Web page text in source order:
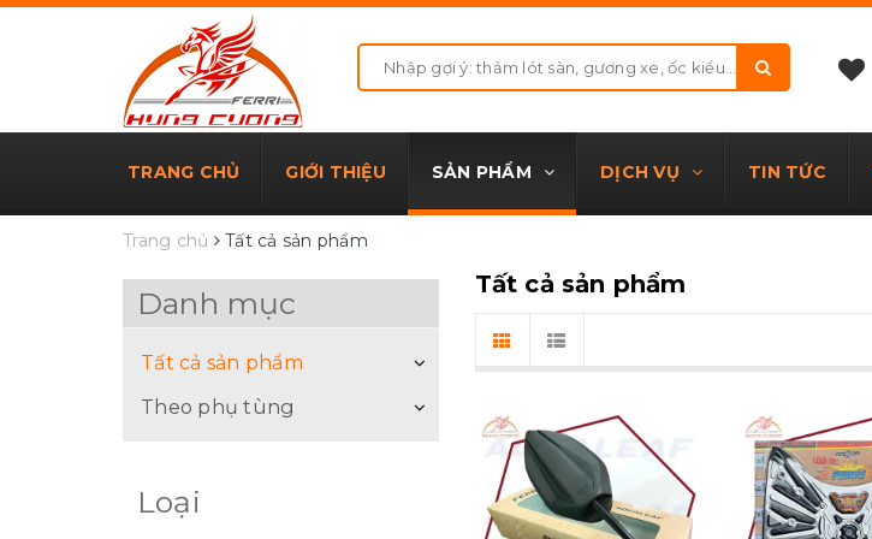
TRANG CHỦ GIỚI THIỆU SẢN PHẨM DỊCH VỤ TIN TỨC
Trang chủ Tất cả sản phẩm
Danh mục
Tất cả sản phẩm
Theo phụ tùng
Loại
Tất cả sản phẩm